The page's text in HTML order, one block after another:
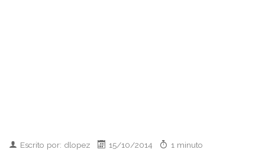
Escrito por: dlopez 15/10/2014 1 minuto